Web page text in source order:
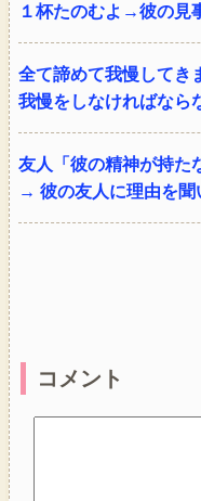
１杯たのむよ→彼の見
全て諦めて我慢してき
我慢をしなければなら
友人「彼の精神が持た
→ 彼の友人に理由を
コメント